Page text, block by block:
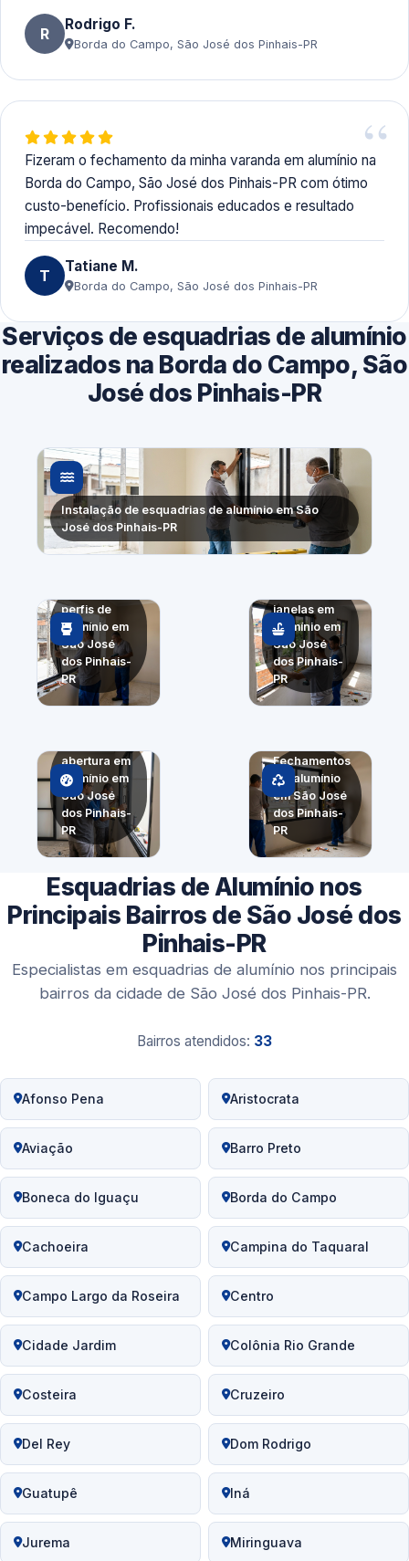
R Rodrigo F.
Borda do Campo, São José dos Pinhais-PR
Fizeram o fechamento da minha varanda em alumínio na
Borda do Campo, São José dos Pinhais-PR com ótimo
custo-benefício. Profissionais educados e resultado
impecável. Recomendo!
T Tatiane M.
Borda do Campo, São José dos Pinhais-PR
Serviços de esquadrias de alumínio
realizados na Borda do Campo, São
José dos Pinhais-PR
Instalação de esquadrias de alumínio em São
José dos Pinhais-PR
perfis de
alumínio em
São José
dos Pinhais-
PR
janelas em
alumínio em
São José
dos Pinhais-
PR
abertura em
alumínio em
São José
dos Pinhais-
PR
Fechamentos
em alumínio
em São José
dos Pinhais-
PR
Esquadrias de Alumínio nos
Principais Bairros de São José dos
Pinhais-PR
Especialistas em esquadrias de alumínio nos principais
bairros da cidade de São José dos Pinhais-PR.
Bairros atendidos: 33
Afonso Pena Aristocrata
Aviação Barro Preto
Boneca do Iguaçu Borda do Campo
Cachoeira Campina do Taquaral
Campo Largo da Roseira Centro
Cidade Jardim Colônia Rio Grande
Costeira Cruzeiro
Del Rey Dom Rodrigo
Guatupê Iná
Jurema Miringuava